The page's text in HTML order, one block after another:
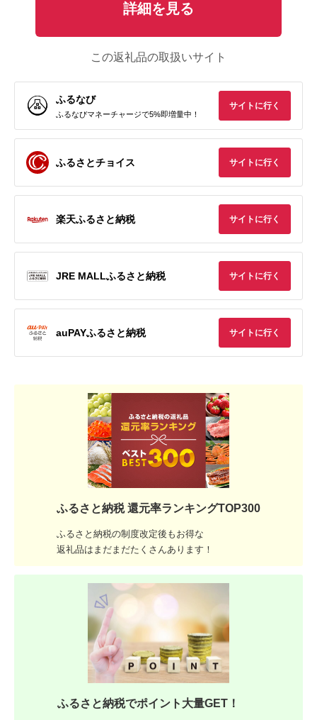
詳細を見る
この返礼品の取扱いサイト
ふるなび
ふるなびマネーチャージで5%即増量中！
サイトに行く
ふるさとチョイス サイトに行く
楽天ふるさと納税 サイトに行く
JRE MALLふるさと納税 サイトに行く
auPAYふるさと納税 サイトに行く
ふるさと納税 還元率ランキングTOP300
ふるさと納税の制度改定後もお得な
返礼品はまだまだたくさんあります！
ふるさと納税でポイント大量GET！